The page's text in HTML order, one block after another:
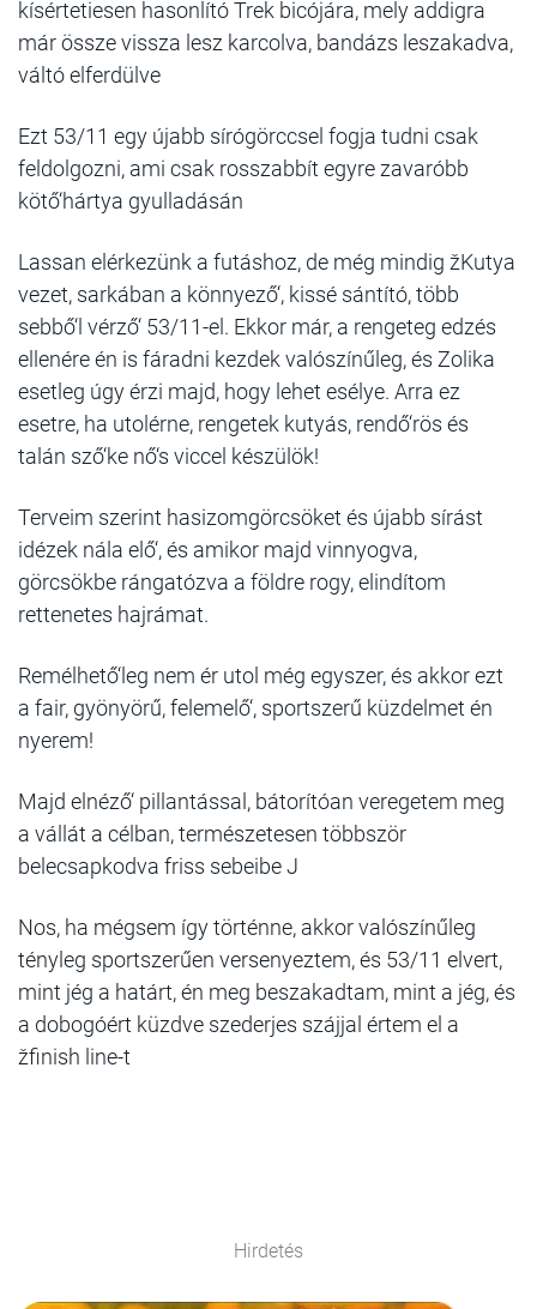
kísértetiesen hasonlító Trek bicójára, mely addigra
már össze vissza lesz karcolva, bandázs leszakadva,
váltó elferdülve
Ezt 53/11 egy újabb sírógörccsel fogja tudni csak
feldolgozni, ami csak rosszabbít egyre zavaróbb
kötő‘hártya gyulladásán
Lassan elérkezünk a futáshoz, de még mindig žKutya
vezet, sarkában a könnyező‘, kissé sántító, több
sebbő‘l vérző‘ 53/11-el. Ekkor már, a rengeteg edzés
ellenére én is fáradni kezdek valószínűleg, és Zolika
esetleg úgy érzi majd, hogy lehet esélye. Arra ez
esetre, ha utolérne, rengetek kutyás, rendő‘rös és
talán sző‘ke nő‘s viccel készülök!
Terveim szerint hasizomgörcsöket és újabb sírást
idézek nála elő‘, és amikor majd vinnyogva,
görcsökbe rángatózva a földre rogy, elindítom
rettenetes hajrámat.
Remélhető‘leg nem ér utol még egyszer, és akkor ezt
a fair, gyönyörű, felemelő‘, sportszerű küzdelmet én
nyerem!
Majd elnéző‘ pillantással, bátorítóan veregetem meg
a vállát a célban, természetesen többször
belecsapkodva friss sebeibe J
Nos, ha mégsem így történne, akkor valószínűleg
tényleg sportszerűen versenyeztem, és 53/11 elvert,
mint jég a határt, én meg beszakadtam, mint a jég, és
a dobogóért küzdve szederjes szájjal értem el a
žfinish line-t
Hirdetés